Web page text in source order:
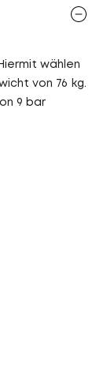
wählen
von 76 kg.
9 bar